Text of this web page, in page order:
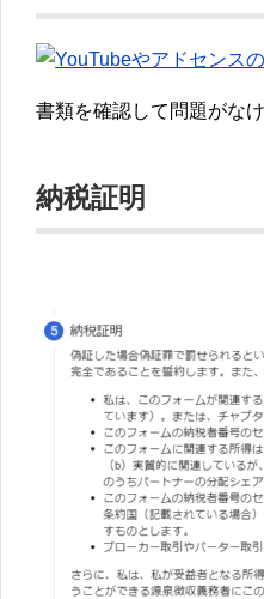
書類を確認して問題がな
納税証明